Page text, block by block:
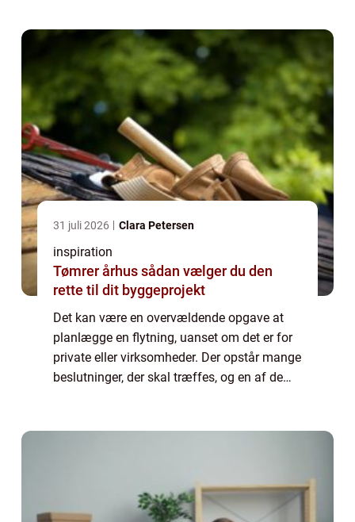
31 juli 2026 Clara Petersen
inspiration
Tømrer århus sådan vælger du den
rette til dit byggeprojekt
Det kan være en overvældende opgave at
planlægge en flytning, uanset om det er for
private eller virksomheder. Der opstår mange
beslutninger, der skal træffes, og en af de